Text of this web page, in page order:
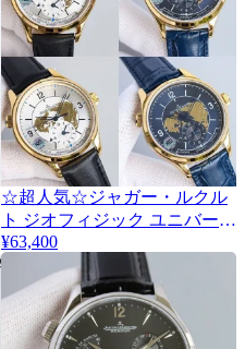
2
☆超人気☆ジャガー・ルクル
ト ジオフィジック ユニバーサ
ルタイ コピー 42mm 2色
¥63,400